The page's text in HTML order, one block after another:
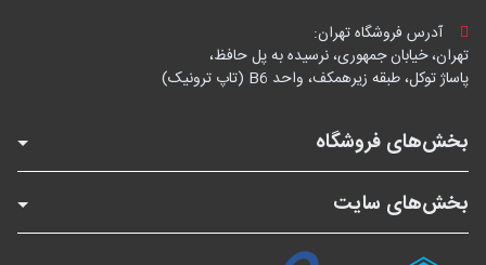
آدرس فروشگاه تهران:
تهران، خیابان جمهوری، نرسیده به پل حافظ،
پاساژ توکل، طبقه زیرهمکف، واحد B6 (تاپ ترونیک)
بخش‌های فروشگاه
بخش‌های سایت